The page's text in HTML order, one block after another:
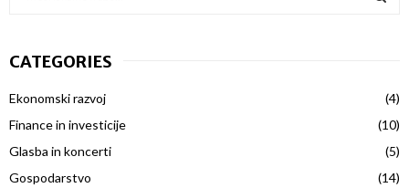
c
f
o
:
C
CATEGORIES
Ekonomski razvoj
(4)
Finance in investicije
(10)
Glasba in koncerti
(5)
Gospodarstvo
(14)